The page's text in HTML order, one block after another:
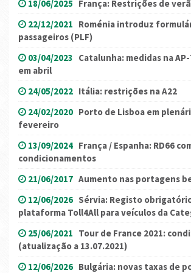
18/06/2025 França: Restrições de
22/12/2021 Roménia introduz
passageiros (PLF)
03/04/2023 Catalunha: medidas na
em abril
24/05/2022 Itália: restrições na A22
24/02/2020 Porto de Lisboa em
fevereiro
13/09/2024 França / Espanha: RD66
condicionamentos
21/06/2017 Aumento nas portagens
12/06/2026 Sérvia: Registo
plataforma Toll4All para veículos da
25/06/2021 Tour de France 2021:
(atualização a 13.07.2021)
12/06/2026 Bulgária: novas taxas de